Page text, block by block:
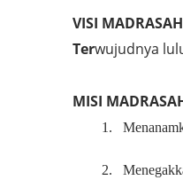
VISI
Terwujudnya
MISI
1.
2.